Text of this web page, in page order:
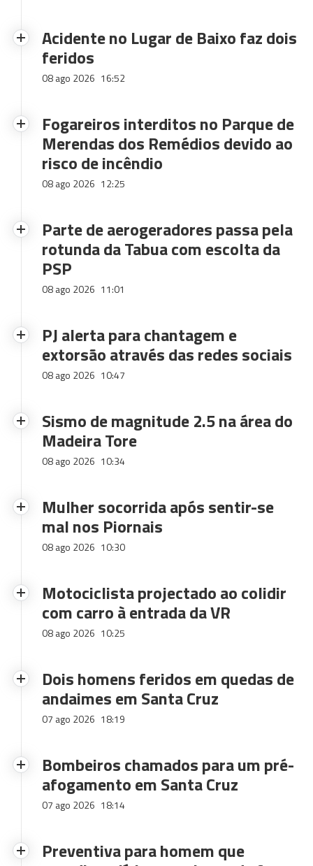
Acidente no Lugar de Baixo faz dois
feridos
08 ago 2026 16:52
Fogareiros interditos no Parque de
Merendas dos Remédios devido ao
risco de incêndio
08 ago 2026 12:25
Parte de aerogeradores passa pela
rotunda da Tabua com escolta da
PSP
08 ago 2026 11:01
PJ alerta para chantagem e
extorsão através das redes sociais
08 ago 2026 10:47
Sismo de magnitude 2.5 na área do
Madeira Tore
08 ago 2026 10:34
Mulher socorrida após sentir-se
mal nos Piornais
08 ago 2026 10:30
Motociclista projectado ao colidir
com carro à entrada da VR
08 ago 2026 10:25
Dois homens feridos em quedas de
andaimes em Santa Cruz
07 ago 2026 18:19
Bombeiros chamados para um pré-
afogamento em Santa Cruz
07 ago 2026 18:14
Preventiva para homem que